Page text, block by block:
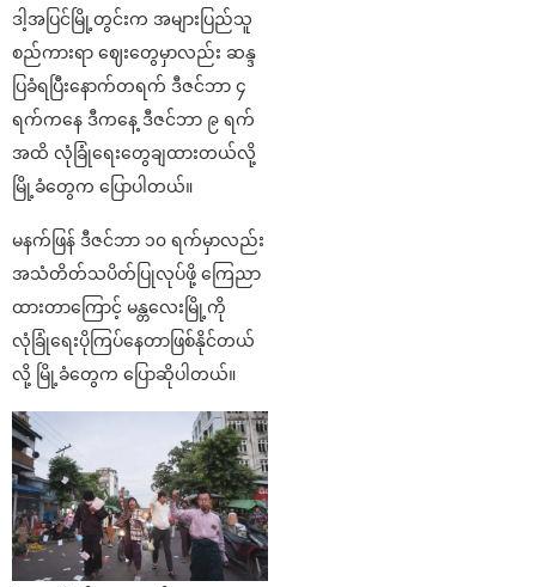
ဒါ့အပြင်မြို့တွင်းက အများပြည်သူ
စည်ကားရာ ဈေးတွေမှာလည်း ဆန္ဒ
ပြခံရပြီးနောက်တရက် ဒီဇင်ဘာ ၄
ရက်ကနေ ဒီကနေ့ ဒီဇင်ဘာ ၉ ရက်
အထိ လုံခြုံရေးတွေချထားတယ်လို့
မြို့ခံတွေက ပြောပါတယ်။
မနက်ဖြန် ဒီဇင်ဘာ ၁၀ ရက်မှာလည်း
အသံတိတ်သပိတ်ပြုလုပ်ဖို့ ကြေညာ
ထားတာကြောင့် မန္တလေးမြို့ကို
လုံခြုံရေးပိုကြပ်နေတာဖြစ်နိုင်တယ်
လို့ မြို့ခံတွေက ပြောဆိုပါတယ်။